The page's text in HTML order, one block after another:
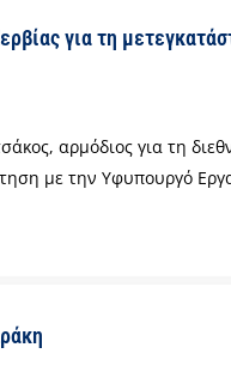
για τη
αρμόδιος για τη
με την Υφυπουργό